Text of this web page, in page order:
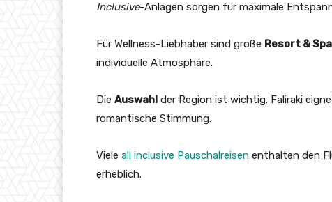
Inclusive-Anlagen sorgen für maximale
Für Wellness-Liebhaber sind große Resort & Spa
individuelle Atmosphäre.
Die Auswahl der Region ist wichtig. Faliraki
romantische Stimmung.
Viele all inclusive Pauschalreisen enthalten den
erheblich.